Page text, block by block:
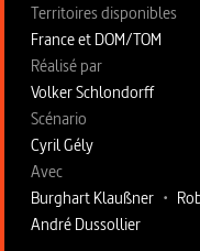
Territoires disponibles
France et DOM/TOM
Fiche technique
Réalisé par
Volker Schlondorff
Scénario
Cyril Gély
Avec
Burghart Klaußner •
André Dussollier